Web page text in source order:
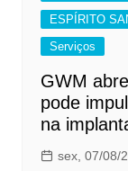
ESPÍRITO
Serviços
GWM
pode
na
sex, 07/08/